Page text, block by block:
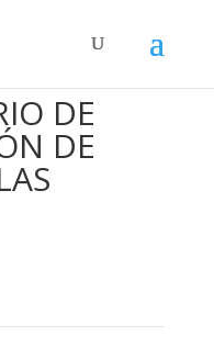
DE
DE